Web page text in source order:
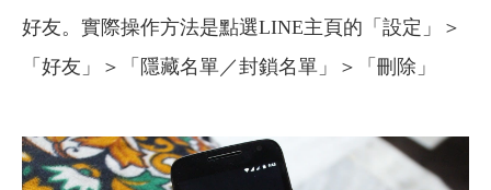
好友。實際操作方法是點選LINE主頁的「設定」＞
「好友」＞「隱藏名單／封鎖名單」＞「刪除」